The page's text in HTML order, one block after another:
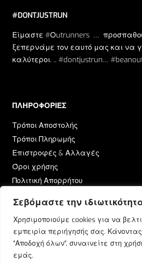
Σεβόμαστε την
Χρησιμοποιούμε cookies για να
εμπειρία περιήγησής σας. Κάνοντας
"Αποδοχή όλων", συναινείτε στη
εμάς.
#DONTJUSTRUN
Είμαστε #Οutrunners …
ξεπερνάμε τον εαυτό μας και να
καλύτεροι. .. #dontjustrun…
ΠΛΗΡΟΦΟΡΙΕΣ​
Τρόποι Αποστολής
Τρόποι Πληρωμής
Επιστροφές & Αλλαγές
Όροι χρήσης
Πολιτική Απορρήτου
OUTRUN
Ποιοι Είμαστε
Επικοινωνία
Blog